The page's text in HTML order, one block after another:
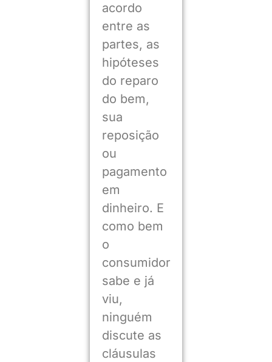
acordo
entre as
partes, as
hipóteses
do reparo
do bem,
sua
reposição
ou
pagamento
em
dinheiro. E
como bem
o
consumidor
sabe e já
viu,
ninguém
discute as
cláusulas